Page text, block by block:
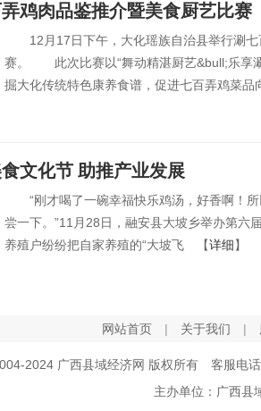
鸡肉品鉴推介暨美食厨艺比赛
12月17日下午，大化瑶族自治县举行涮七
赛。 此次比赛以“舞动精湛厨艺&bull;乐享
掘大化传统特色康养食谱，促进七百弄鸡菜
文化节 助推产业发展
“刚才喝了一碗幸福快乐鸡汤，好香啊！所
尝一下。”11月28日，融安县大坡乡举办第六
养殖户纷纷把自家养殖的“大坡飞 【详细】
网站首页 | 关于我们 |
2024 广西县域经济网 版权所有 客服电
主办单位：广西